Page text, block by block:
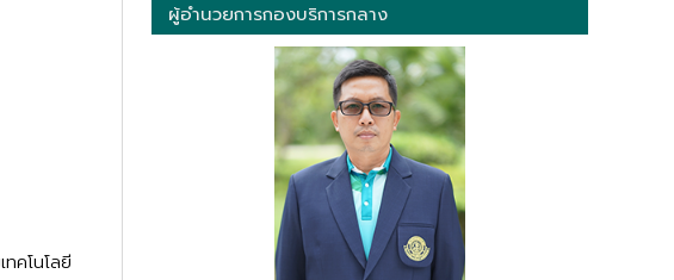
คโนโลยี
ผู้อำนวยการกองบริการกลาง